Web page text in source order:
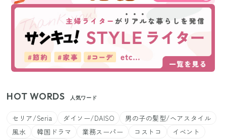
HOT WORDS 人気ワード
セリア/Seria ダイソー/DAISO
男の子の髪型/ヘアスタイル
風水
韓国ドラマ 業務スーパー コストコ
イベント